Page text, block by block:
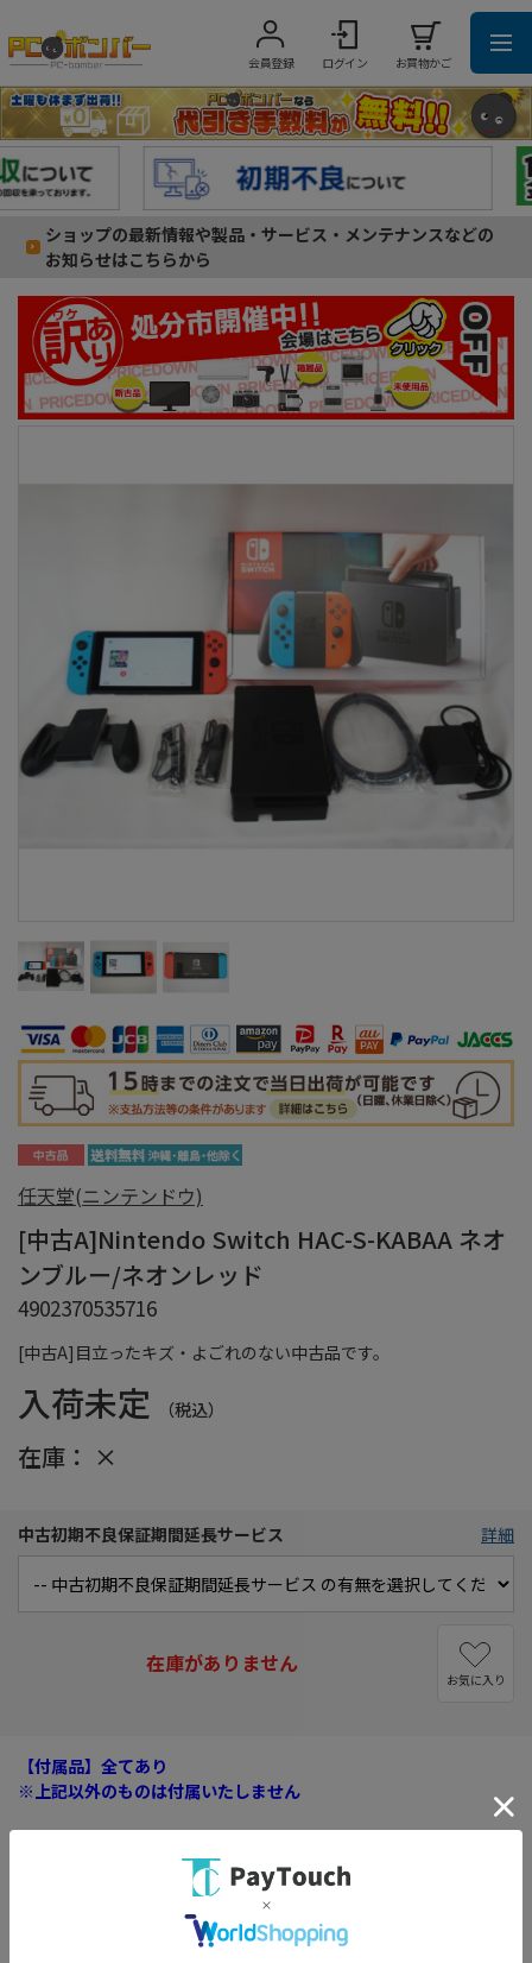
会員登録 ログイン お買物かご
ショップの最新情報や製品・サービス・メンテナンスなどの
お知らせはこちらから
[中古A]目立ったキズ・よごれのない中古品です。
任天堂(ニンテンドウ)
[中古A]Nintendo Switch HAC-S-KABAA ネオ
ンブルー/ネオンレッド
4902370535716
入荷未定 （税込）
在庫： ×
中古初期不良保証期間延長サービス 詳細
在庫がありません
お気に入り
【付属品】全てあり
※上記以外のものは付属いたしません
※メーカーキャンペーン特典等はロットにより添付がない場合が
Nintendo Switch本体×1台